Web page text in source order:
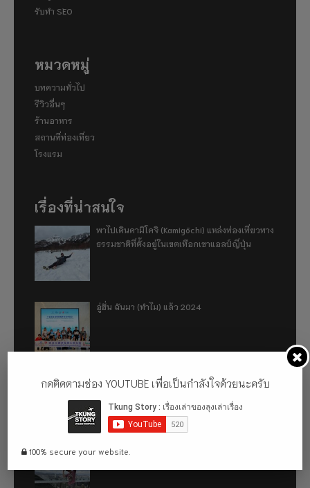
รับทำ SEO
หมวดหมู่
บทความทั่วไป
รีวิวอื่นๆ
ร้านอาหาร
สถานที่ท่องเที่ยว
โรงแรม
เรื่องที่น่าสนใจ
พาไปเดินคามิโคจิ (Kamigōchi) แหล่งท่องเที่ยวทาง
ธรรมชาติที่ตั้งอยู่ในเขตเทือกเขาแอลป์ญี่ปุ่น
อู่ฮั่น ฉันมา (ทำไม) แล้ว 2024
รีวิว 1 ปีกับการใช้รถไฟฟ้า ora good cat ultra
กดติดตามช่อง YOUTUBE เพื่อเป็นกำลังใจด้วยนะครับ
100% secure your website.